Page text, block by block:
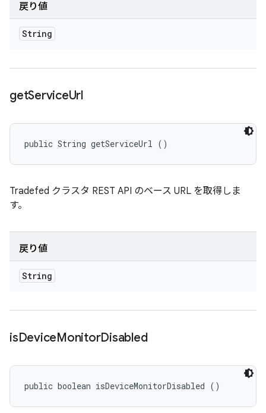
戻り値
String
getServiceUrl
public String getServiceUrl ()
Tradefed クラスタ REST API のベース URL を取得しま
す。
戻り値
String
isDeviceMonitorDisabled
public boolean isDeviceMonitorDisabled ()